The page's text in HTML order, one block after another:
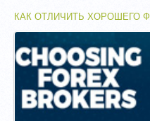
КАК ОТЛИЧИТЬ ХОРОШЕГО